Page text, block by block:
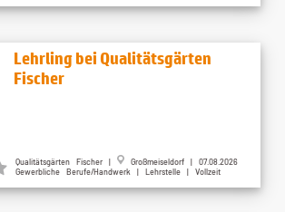
Lehrling bei Qualitätsgärten
Fischer
Qualitätsgärten Fischer |
Großmeiseldorf | 07.08.2026
Gewerbliche Berufe/Handwerk | Lehrstelle | Vollzeit